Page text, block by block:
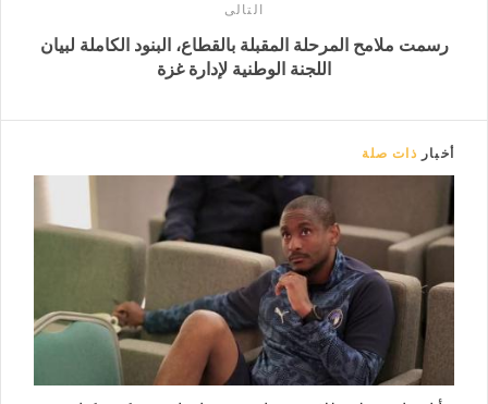
التالى
رسمت ملامح المرحلة المقبلة بالقطاع، البنود الكاملة لبيان
اللجنة الوطنية لإدارة غزة
أخبار ذات صلة